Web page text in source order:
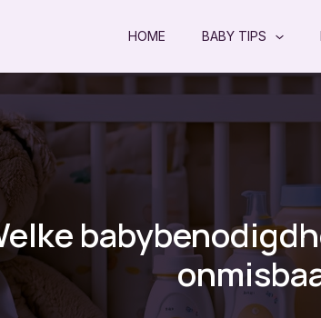
HOME BABY TIPS